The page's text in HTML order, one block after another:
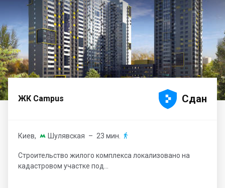
ЖК Campus 



 Сдан
Киев,  Шулявская – 23 мин. 
Строительство жилого комплекса локализовано на
кадастровом участке под...